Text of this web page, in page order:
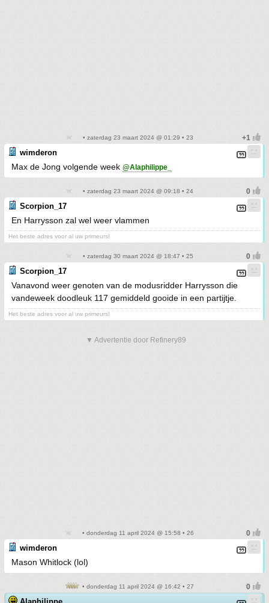
• zaterdag 23 maart 2024 @ 01:29 • 23
wimderon
Max de Jong volgende week @Alaphilippe_
• zaterdag 23 maart 2024 @ 09:18 • 24
Scorpion_17
En Harrysson zal wel weer vlammen
Het beste adres voor al uw primeurs!
• zaterdag 30 maart 2024 @ 18:47 • 25
Scorpion_17
Vanavond weer genoten van de modusridder Harrysson die
vandeweek doodleuk 117 gemiddeld gooide in een partijtje.
Het beste adres voor al uw primeurs!
▼ Advertentie door Refinery89
• donderdag 11 april 2024 @ 15:58 • 26
wimderon
Mason Whitlock (lol)
• donderdag 11 april 2024 @ 16:42 • 27